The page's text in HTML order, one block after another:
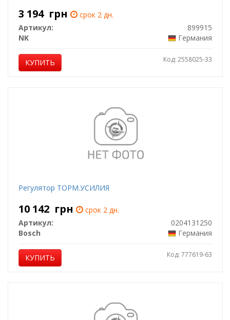
3 194 грн
срок 2 дн.
Артикул:
899915
NK
Германия
КУПИТЬ Код: 2558025-33
Регулятор ТОРМ.УСИЛИЯ
10 142 грн
срок 2 дн.
Артикул:
0204131250
Bosch
Германия
КУПИТЬ Код: 777619-63